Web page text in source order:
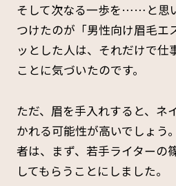
そして次なる一歩を……と思
つけたのが「男性向け眉毛エ
ッとした人は、それだけで仕
ことに気づいたのです。
ただ、眉を手入れすると、ネ
かれる可能性が高いでしょう
者は、まず、若手ライターの
してもらうことにしました。